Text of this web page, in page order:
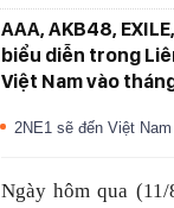
AAA, AKB48,
biểu diễn trong
Việt Nam vào
2NE1 sẽ đến Việt
Ngày hôm qua